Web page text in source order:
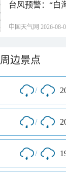
台风预警：“白
中国天气网 2026-08-
周边景点
/
/
/